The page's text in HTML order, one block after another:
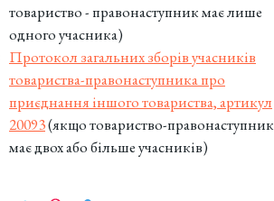
товариство - правонаступник має лише
одного учасника)
Протокол загальних зборів учасників
товариства-правонаступника про
приєднання іншого товариства, артикул
20093(якщо товариство-правонаступник
має двох або більше учасників)